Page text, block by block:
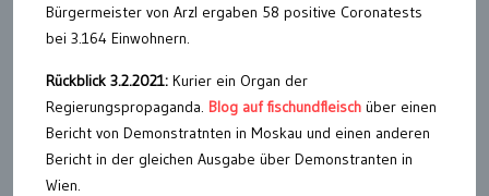
Bürgermeister von Arzl ergaben 58 positive Coronatests
bei 3.164 Einwohnern.
Rückblick 3.2.2021: Kurier ein Organ der
Regierungspropaganda. Blog auf fischundfleisch über einen
Bericht von Demonstratnten in Moskau und einen anderen
Bericht in der gleichen Ausgabe über Demonstranten in
Wien.